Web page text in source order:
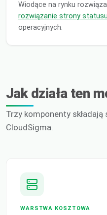
Wiodące na rynku
rozwiązanie strony statusu
operacyjnych.
Jak działa ten
Trzy komponenty
CloudSigma.
WARSTWA KOSZTOWA